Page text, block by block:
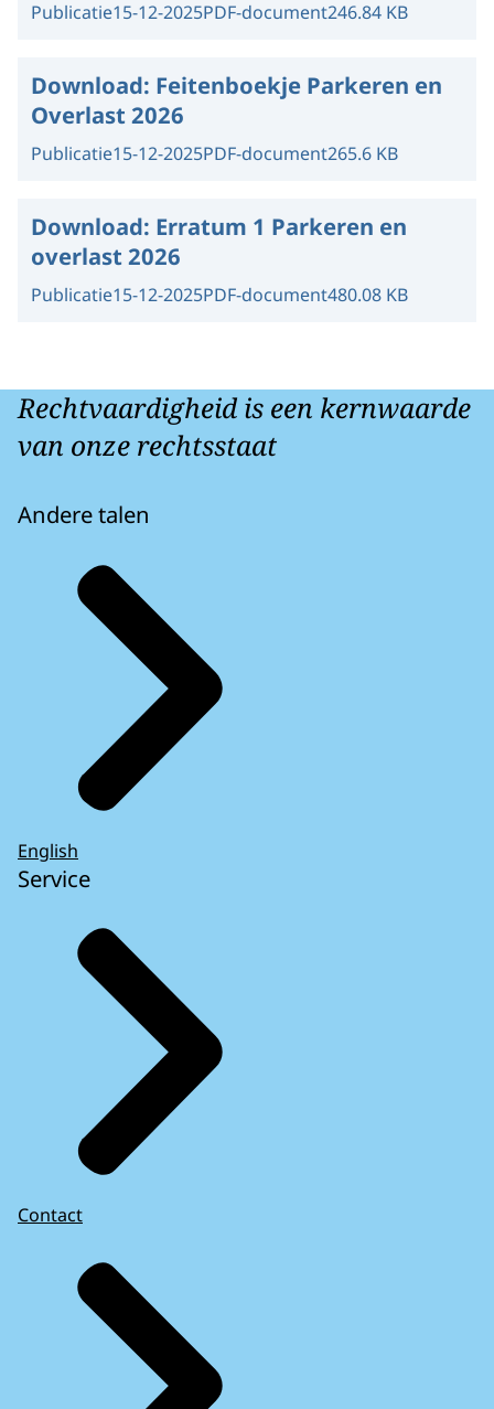
Publicatie15-12-2025PDF-document246.84 KB
Download: Feitenboekje Parkeren en
Overlast 2026
Publicatie15-12-2025PDF-document265.6 KB
Download: Erratum 1 Parkeren en
overlast 2026
Publicatie15-12-2025PDF-document480.08 KB
Rechtvaardigheid is een kernwaarde
van onze rechtsstaat
Andere talen
English
Service
Contact